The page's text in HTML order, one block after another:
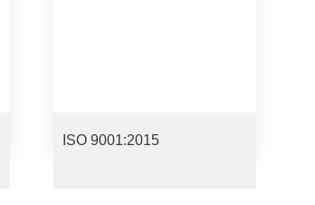
ISO 9001:2015